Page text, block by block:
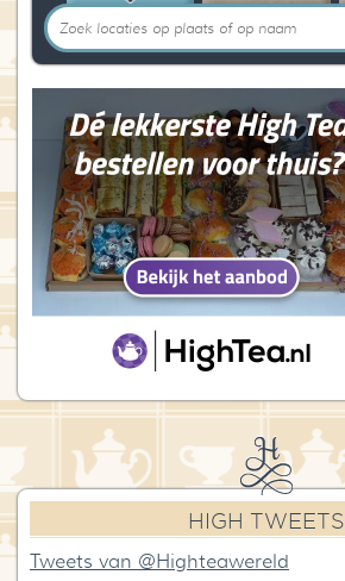
HIGH TWEETS
Tweets van @Highteawereld